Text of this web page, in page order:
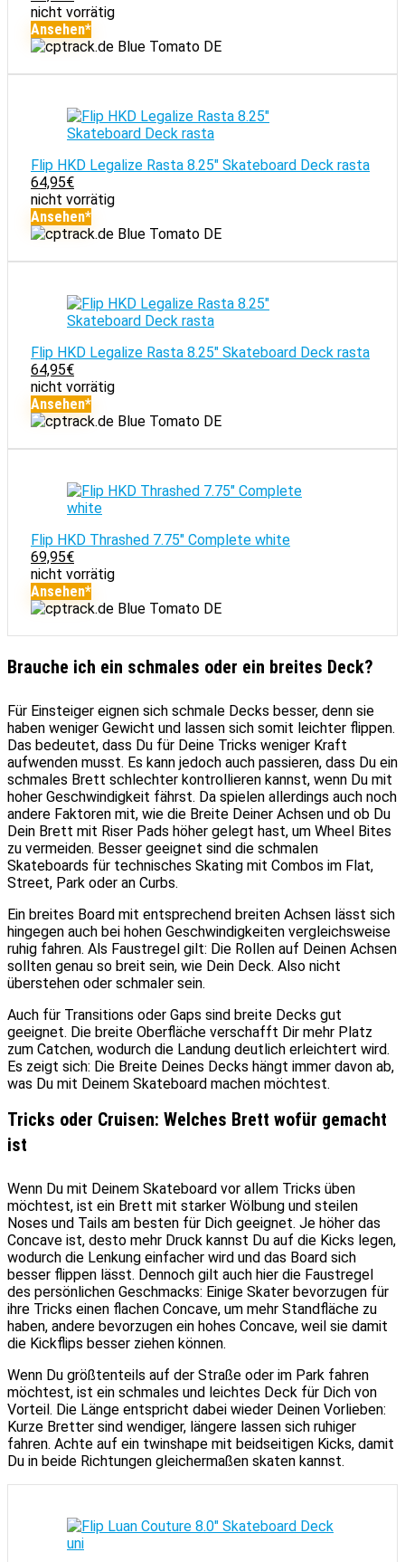
nicht vorrätig
Ansehen*
Blue Tomato DE
Flip HKD Legalize Rasta 8.25" Skateboard Deck rasta
64,95€
nicht vorrätig
Ansehen*
Blue Tomato DE
Flip HKD Legalize Rasta 8.25" Skateboard Deck rasta
64,95€
nicht vorrätig
Ansehen*
Blue Tomato DE
Flip HKD Thrashed 7.75" Complete white
69,95€
nicht vorrätig
Ansehen*
Blue Tomato DE
Brauche ich ein schmales oder ein breites Deck?
Für Einsteiger eignen sich schmale Decks besser, denn sie
haben weniger Gewicht und lassen sich somit leichter flippen.
Das bedeutet, dass Du für Deine Tricks weniger Kraft
aufwenden musst. Es kann jedoch auch passieren, dass Du ein
schmales Brett schlechter kontrollieren kannst, wenn Du mit
hoher Geschwindigkeit fährst. Da spielen allerdings auch noch
andere Faktoren mit, wie die Breite Deiner Achsen und ob Du
Dein Brett mit Riser Pads höher gelegt hast, um Wheel Bites
zu vermeiden. Besser geeignet sind die schmalen
Skateboards für technisches Skating mit Combos im Flat,
Street, Park oder an Curbs.
Ein breites Board mit entsprechend breiten Achsen lässt sich
hingegen auch bei hohen Geschwindigkeiten vergleichsweise
ruhig fahren. Als Faustregel gilt: Die Rollen auf Deinen Achsen
sollten genau so breit sein, wie Dein Deck. Also nicht
überstehen oder schmaler sein.
Auch für Transitions oder Gaps sind breite Decks gut
geeignet. Die breite Oberfläche verschafft Dir mehr Platz
zum Catchen, wodurch die Landung deutlich erleichtert wird.
Es zeigt sich: Die Breite Deines Decks hängt immer davon ab,
was Du mit Deinem Skateboard machen möchtest.
Tricks oder Cruisen: Welches Brett wofür gemacht
ist
Wenn Du mit Deinem Skateboard vor allem Tricks üben
möchtest, ist ein Brett mit starker Wölbung und steilen
Noses und Tails am besten für Dich geeignet. Je höher das
Concave ist, desto mehr Druck kannst Du auf die Kicks legen,
wodurch die Lenkung einfacher wird und das Board sich
besser flippen lässt. Dennoch gilt auch hier die Faustregel
des persönlichen Geschmacks: Einige Skater bevorzugen für
ihre Tricks einen flachen Concave, um mehr Standfläche zu
haben, andere bevorzugen ein hohes Concave, weil sie damit
die Kickflips besser ziehen können.
Wenn Du größtenteils auf der Straße oder im Park fahren
möchtest, ist ein schmales und leichtes Deck für Dich von
Vorteil. Die Länge entspricht dabei wieder Deinen Vorlieben:
Kurze Bretter sind wendiger, längere lassen sich ruhiger
fahren. Achte auf ein twinshape mit beidseitigen Kicks, damit
Du in beide Richtungen gleichermaßen skaten kannst.